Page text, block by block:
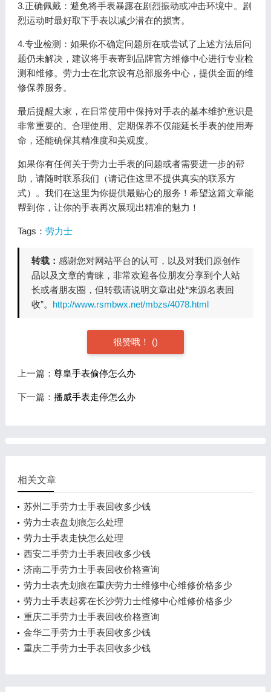
3.正确佩戴：避免将手表暴露在剧烈振动或冲击环境中。剧
烈运动时最好取下手表以减少潜在的损害。
4.专业检测：如果你不确定问题所在或尝试了上述方法后问
题仍未解决，建议将手表寄到品牌官方维修中心进行专业检
测和维修。劳力士在北京设有总部服务中心，提供全面的维
修保养服务。
最后提醒大家，在日常使用中保持对手表的基本维护意识是
非常重要的。合理使用、定期保养不仅能延长手表的使用寿
命，还能确保其精准度和美观度。
如果你有任何关于劳力士手表的问题或者需要进一步的帮
助，请随时联系我们（请记住这里不提供真实的联系方
式）。我们在这里为你提供最贴心的服务！希望这篇文章能
帮到你，让你的手表再次展现出精准的魅力！
Tags： 劳力士
转载： 感谢您对网站平台的认可，以及对我们原创作
品以及文章的青睐，非常欢迎各位朋友分享到个人站
长或者朋友圈，但转载请说明文章出处“来源名表回
收”。 http://www.rsmbwx.net/mbzs/4078.html
很赞哦！ ()
上一篇： 尊皇手表偷停怎么办
下一篇： 播威手表走停怎么办
相关文章
苏州二手劳力士手表回收多少钱
劳力士表盘划痕怎么处理
劳力士手表走快怎么处理
西安二手劳力士手表回收多少钱
济南二手劳力士手表回收价格查询
劳力士表壳划痕在重庆劳力士维修中心维修价格多少
钱？
劳力士手表起雾在长沙劳力士维修中心维修价格多少
钱？
重庆二手劳力士手表回收价格查询
金华二手劳力士手表回收多少钱
重庆二手劳力士手表回收多少钱